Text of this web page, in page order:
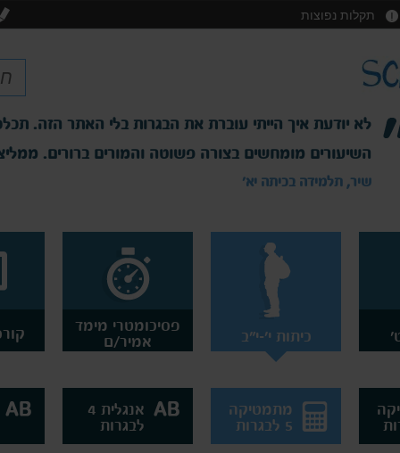
תקלות נפוצות
לא יודעת איך הייתי עוברת את הבגרות בלי האתר הזה.
השיעורים מומחשים בצורה פשוטה והמורים ברורים.
שיר, תלמידה בכיתה יא'
כיתות י'-י"ב
פסיכומטרי מימד
אמיר/ם
מתמטיקה
5 לבגרות
אנגלית 4
לבגרות